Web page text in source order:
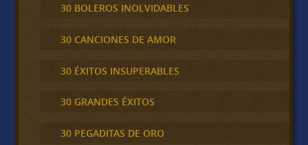
30 BOLEROS INOLVIDABLES
30 CANCIONES DE AMOR
30 ÉXITOS INSUPERABLES
30 GRANDES ÉXITOS
30 PEGADITAS DE ORO